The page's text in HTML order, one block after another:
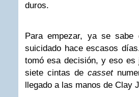
duros.
Para empezar, ya se sabe
suicidado hace escasos
tomó esa decisión, y eso
siete cintas decasset
llegado a las manos de Clay